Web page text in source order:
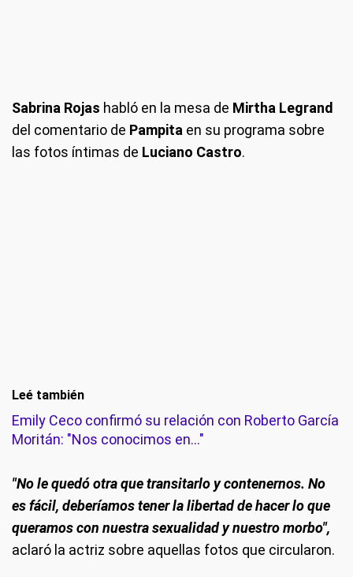
Sabrina Rojas habló en la mesa de Mirtha Legrand
del comentario de Pampita en su programa sobre
las fotos íntimas de Luciano Castro.
Leé también
Emily Ceco confirmó su relación con Roberto García
Moritán: "Nos conocimos en..."
"No le quedó otra que transitarlo y contenernos. No
es fácil, deberíamos tener la libertad de hacer lo que
queramos con nuestra sexualidad y nuestro morbo",
aclaró la actriz sobre aquellas fotos que circularon.